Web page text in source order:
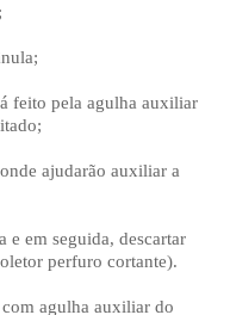
feito pela agulha auxiliar
ajudarão auxiliar a
e em seguida, descartar
perfuro cortante).
agulha auxiliar do